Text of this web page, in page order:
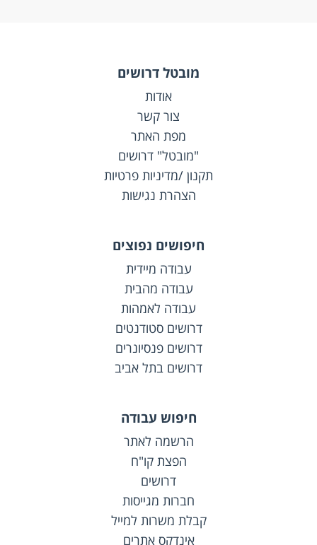
מובטל דרושים
אודות
צור קשר
מפת האתר
"מובטל" דרושים
תקנון /מדיניות פרטיות
הצהרת נגישות
חיפושים נפוצים
עבודה מיידית
עבודה מהבית
עבודה לאמהות
דרושים סטודנטים
דרושים פנסיונרים
דרושים בתל אביב
חיפוש עבודה
הרשמה לאתר
הפצת קו"ח
דרושים
חברות מגייסות
קבלת משרות למייל
אינדקס אתרים